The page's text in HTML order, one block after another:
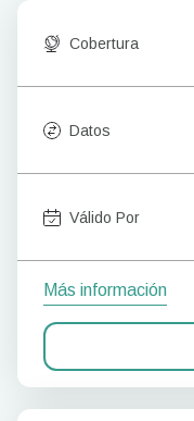
Cobertura
Datos
Válido Por
Más información